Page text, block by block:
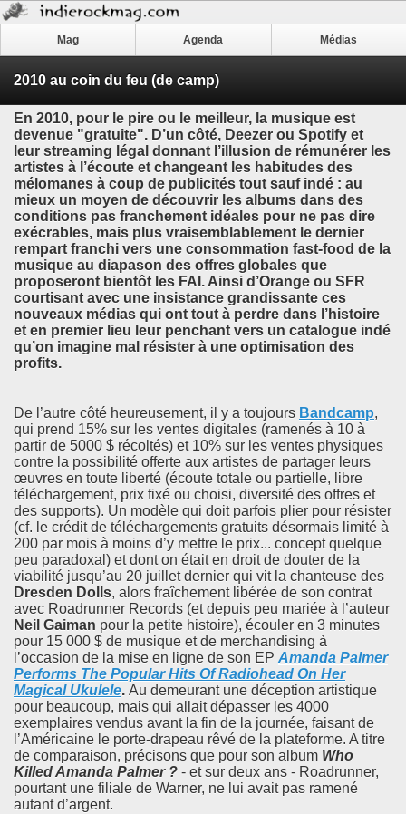
Mag Agenda Médias
2010 au coin du feu (de camp)
En 2010, pour le pire ou le meilleur, la musique est
devenue "gratuite". D’un côté, Deezer ou Spotify et
leur streaming légal donnant l’illusion de rémunérer les
artistes à l’écoute et changeant les habitudes des
mélomanes à coup de publicités tout sauf indé : au
mieux un moyen de découvrir les albums dans des
conditions pas franchement idéales pour ne pas dire
exécrables, mais plus vraisemblablement le dernier
rempart franchi vers une consommation fast-food de la
musique au diapason des offres globales que
proposeront bientôt les FAI. Ainsi d’Orange ou SFR
courtisant avec une insistance grandissante ces
nouveaux médias qui ont tout à perdre dans l’histoire
et en premier lieu leur penchant vers un catalogue indé
qu’on imagine mal résister à une optimisation des
profits.
De l’autre côté heureusement, il y a toujours Bandcamp,
qui prend 15% sur les ventes digitales (ramenés à 10 à
partir de 5000 $ récoltés) et 10% sur les ventes physiques
contre la possibilité offerte aux artistes de partager leurs
œuvres en toute liberté (écoute totale ou partielle, libre
téléchargement, prix fixé ou choisi, diversité des offres et
des supports). Un modèle qui doit parfois plier pour résister
(cf. le crédit de téléchargements gratuits désormais limité à
200 par mois à moins d’y mettre le prix... concept quelque
peu paradoxal) et dont on était en droit de douter de la
viabilité jusqu’au 20 juillet dernier qui vit la chanteuse des
Dresden Dolls, alors fraîchement libérée de son contrat
avec Roadrunner Records (et depuis peu mariée à l’auteur
Neil Gaiman pour la petite histoire), écouler en 3 minutes
pour 15 000 $ de musique et de merchandising à
l’occasion de la mise en ligne de son EP Amanda Palmer
Performs The Popular Hits Of Radiohead On Her
Magical Ukulele. Au demeurant une déception artistique
pour beaucoup, mais qui allait dépasser les 4000
exemplaires vendus avant la fin de la journée, faisant de
l’Américaine le porte-drapeau rêvé de la plateforme. A titre
de comparaison, précisons que pour son album Who
Killed Amanda Palmer ? - et sur deux ans - Roadrunner,
pourtant une filiale de Warner, ne lui avait pas ramené
autant d’argent.